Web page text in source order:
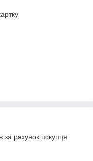
за рахунок покупця